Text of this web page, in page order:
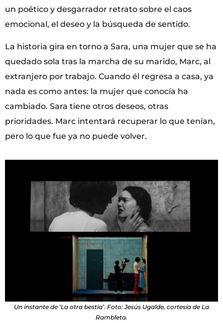
un poético y desgarrador retrato sobre el caos
emocional, el deseo y la búsqueda de sentido.
La historia gira en torno a Sara, una mujer que se ha
quedado sola tras la marcha de su marido, Marc, al
extranjero por trabajo. Cuando él regresa a casa, ya
nada es como antes: la mujer que conocía ha
cambiado. Sara tiene otros deseos, otras
prioridades. Marc intentará recuperar lo que tenían,
pero lo que fue ya no puede volver.
Un instante de ‘La otra bestia’. Foto: Jesús Ugalde, cortesía de La
Rambleta.